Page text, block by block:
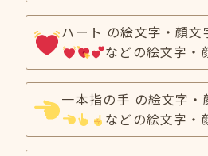
ハート の絵文字・顔文
などの絵文字・
一本指の手 の絵文字・
などの絵文字・